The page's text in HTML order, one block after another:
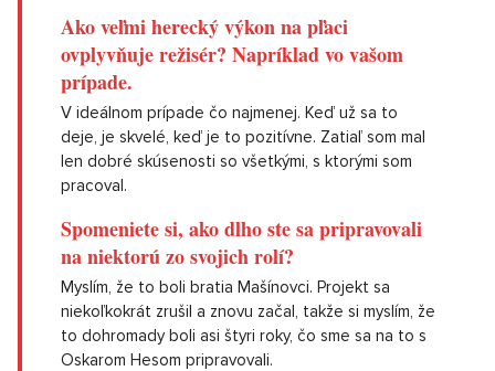
Ako veľmi herecký výkon na pľaci
ovplyvňuje režisér? Napríklad vo vašom
prípade.
V ideálnom prípade čo najmenej. Keď už sa to
deje, je skvelé, keď je to pozitívne. Zatiaľ som mal
len dobré skúsenosti so všetkými, s ktorými som
pracoval.
Spomeniete si, ako dlho ste sa pripravovali
na niektorú zo svojich rolí?
Myslím, že to boli bratia Mašínovci. Projekt sa
niekoľkokrát zrušil a znovu začal, takže si myslím, že
to dohromady boli asi štyri roky, čo sme sa na to s
Oskarom Hesom pripravovali.